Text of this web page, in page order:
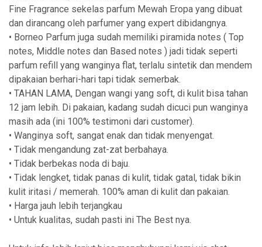
Fine Fragrance sekelas parfum Mewah Eropa yang dibuat
dan dirancang oleh parfumer yang expert dibidangnya.
• Borneo Parfum juga sudah memiliki piramida notes ( Top
notes, Middle notes dan Based notes ) jadi tidak seperti
parfum refill yang wanginya flat, terlalu sintetik dan mendem
dipakaian berhari-hari tapi tidak semerbak.
• TAHAN LAMA, Dengan wangi yang soft, di kulit bisa tahan
12 jam lebih. Di pakaian, kadang sudah dicuci pun wanginya
masih ada (ini 100% testimoni dari customer).
• Wanginya soft, sangat enak dan tidak menyengat.
• Tidak mengandung zat-zat berbahaya.
• Tidak berbekas noda di baju.
• Tidak lengket, tidak panas di kulit, tidak gatal, tidak bikin
kulit iritasi / memerah. 100% aman di kulit dan pakaian.
• Harga jauh lebih terjangkau
• Untuk kualitas, sudah pasti ini The Best nya.